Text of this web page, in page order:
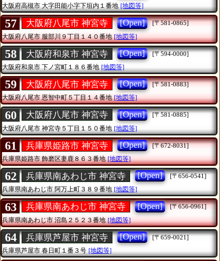
大阪府高槻市大字田能小字下垣内１番地 [地図等]
57 大阪府八尾市 神宮寺 [Open]
[〒581-0865]
大阪府八尾市服部川９丁目１４０番地 [地図等]
58 大阪府和泉市 神宮寺 [Open]
[〒594-0000]
大阪府和泉市下ノ宮町１８６番地 [地図等]
59 大阪府八尾市 神宮寺 [Open]
[〒581-0883]
大阪府八尾市恩智中町５丁目１４番地 [地図等]
60 大阪府八尾市 神宮寺 [Open]
[〒581-0885]
大阪府八尾市 神宮寺５丁目１５０番地 [地図等]
61 兵庫県姫路市 神宮寺 [Open]
[〒672-8031]
兵庫県姫路市飾磨区妻鹿８６３番地 [地図等]
62 兵庫県南あわじ市 神宮寺 [Open]
[〒656-0541]
兵庫県南あわじ市阿万上町３８９番地 [地図等]
63 兵庫県南あわじ市 神宮寺 [Open]
[〒656-0961]
兵庫県南あわじ市沼島２５２３番地 [地図等]
64 兵庫県芦屋市 神宮寺 [Open]
[〒659-0021]
兵庫県芦屋市春日町１番３号 [地図等]